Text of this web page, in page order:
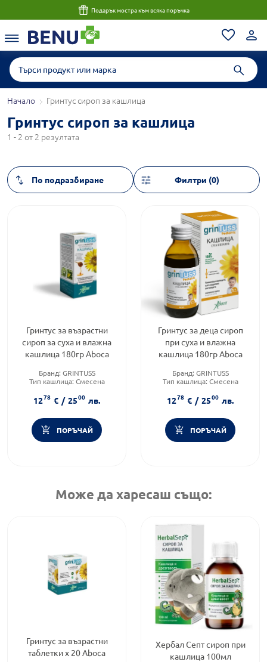
Подарък мостра към всяка поръчка
Начало Гринтус сироп за кашлица
Гринтус сироп за кашлица
1 - 2 от 2 резултата
Филтри (0)
Гринтус за възрастни
сироп за суха и влажна
кашлица 180гр Аboca
Бранд: GRINTUSS
Тип кашлица: Смесена
Форма на продукта:сироп
1278 € / 2500 лв.
ПОРЪЧАЙ
Гринтус за деца сироп
при суха и влажна
кашлица 180гр Аboca
Бранд: GRINTUSS
Тип кашлица: Смесена
Форма на продукта:сироп
1278 € / 2500 лв.
ПОРЪЧАЙ
Може да харесаш също:
Гринтус за възрастни
таблетки х 20 Aboca
Хербал Септ сироп при
кашлица 100мл